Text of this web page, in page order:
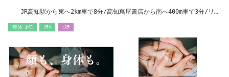
JR高知駅から東へ2km車で8分/高知蔦屋書店から南へ400m車で3分/リン
整体･ｶｲﾛ ﾘﾗｸ ｴｽﾃ